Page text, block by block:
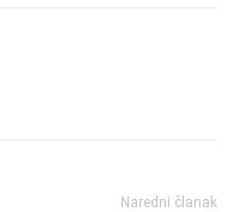
Naredni članak